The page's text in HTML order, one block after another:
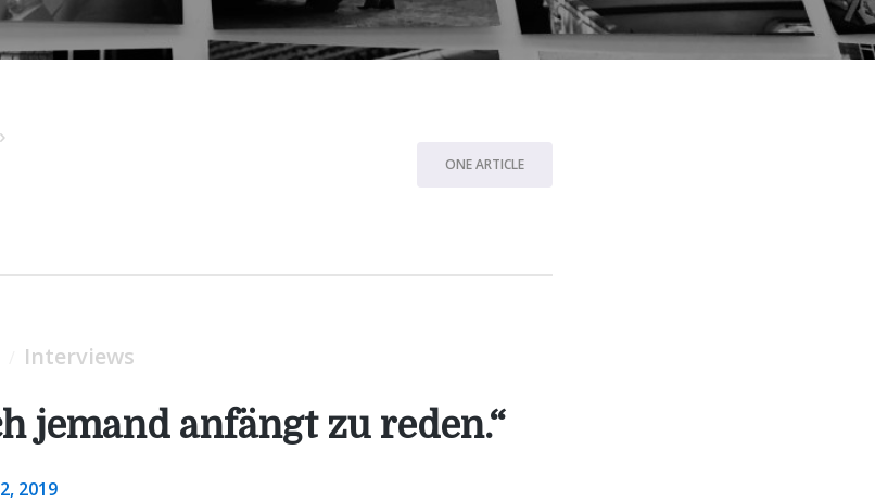
ONE ARTICLE
Interviews
jemand anfängt zu reden.“
2019